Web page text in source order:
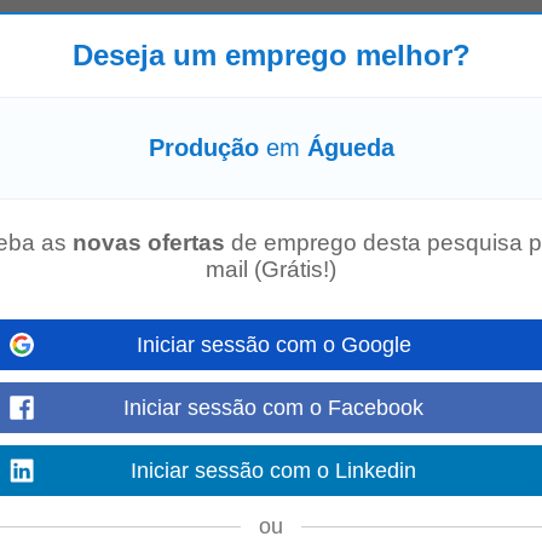
equipas e empresas. Oferta: A Eurofirms recruta Operador de
são as seguintes: Funções...
de qualidade visual e eficiência operacional. Principais
Artificial. • Criar conteúdos...
f).
e equipamentos industriais, garantindo o seu bom funcionamento;
Garantir a limpeza...
Deseja um emprego melhor?
Produçãoem Águeda
as novas ofertas de emprego desta pesquisa
mail (Grátis!)
Iniciar sessão com o Google
Iniciar sessão com o Facebook
Iniciar sessão com o Linkedin
ou